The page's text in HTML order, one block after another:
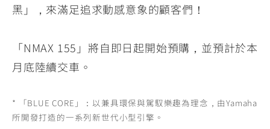
黑」，來滿足追求動感意象的顧客們！
「NMAX 155」將自即日起開始預購，並預計於本
月底陸續交車。
* 「BLUE CORE」：以兼具環保與駕馭樂趣為理念，由Yamaha
所開發打造的一系列新世代小型引擎。